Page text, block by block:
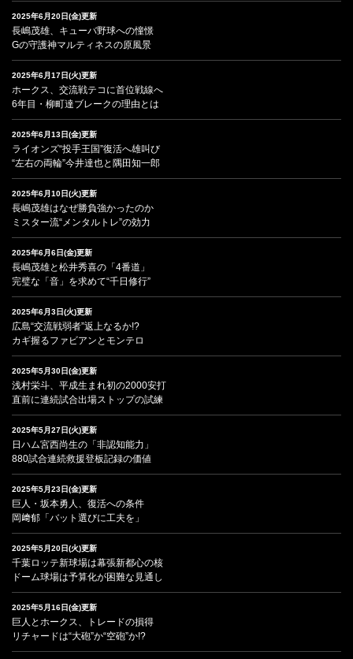
2025年6月20日(金)更新
長嶋茂雄、キューバ野球への憧憬
Gの守護神マルティネスの原風景
2025年6月17日(火)更新
ホークス、交流戦テコに首位戦線へ
6年目・柳町達ブレークの理由とは
2025年6月13日(金)更新
ライオンズ“投手王国”復活へ雄叫び
“左右の両輪”今井達也と隅田知一郎
2025年6月10日(火)更新
長嶋茂雄はなぜ勝負強かったのか
ミスター流“メンタルトレ”の効力
2025年6月6日(金)更新
長嶋茂雄と松井秀喜の「4番道」
完璧な「音」を求めて“千日修行”
2025年6月3日(火)更新
広島“交流戦弱者”返上なるか!?
カギ握るファビアンとモンテロ
2025年5月30日(金)更新
浅村栄斗、平成生まれ初の2000安打
直前に連続試合出場ストップの試練
2025年5月27日(火)更新
日ハム宮西尚生の「非認知能力」
880試合連続救援登板記録の価値
2025年5月23日(金)更新
巨人・坂本勇人、復活への条件
岡﨑郁「バット選びに工夫を」
2025年5月20日(火)更新
千葉ロッテ新球場は幕張新都心の核
ドーム球場は予算化が困難な見通し
2025年5月16日(金)更新
巨人とホークス、トレードの損得
リチャードは“大砲”か“空砲”か!?